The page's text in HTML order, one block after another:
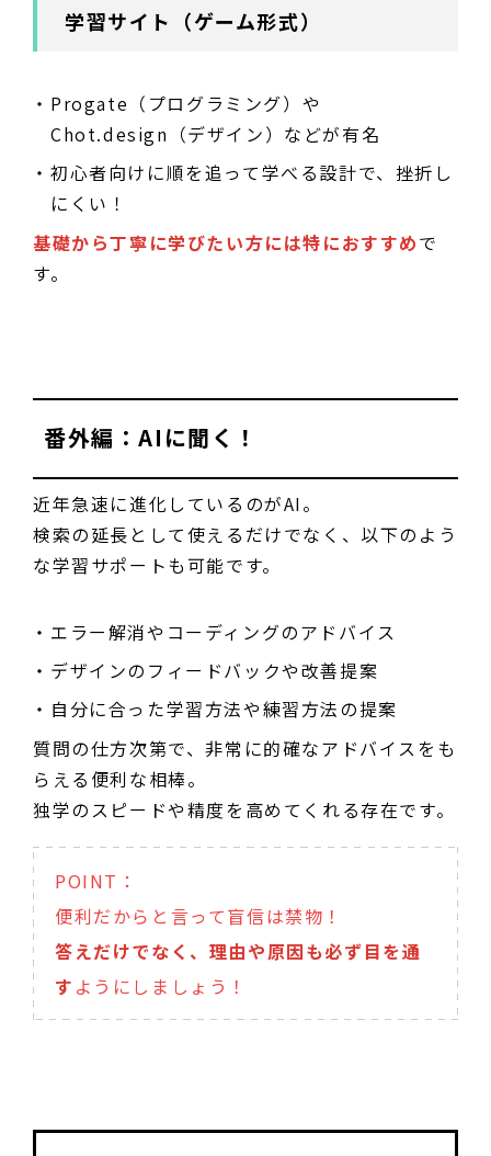
学習サイト（ゲーム形式）
Progate（プログラミング）や
Chot.design（デザイン）などが有名
初心者向けに順を追って学べる設計で、挫折し
にくい！
基礎から丁寧に学びたい方には特におすすめで
す。
番外編：AIに聞く！
近年急速に進化しているのがAI。
検索の延長として使えるだけでなく、以下のよう
な学習サポートも可能です。
エラー解消やコーディングのアドバイス
デザインのフィードバックや改善提案
自分に合った学習方法や練習方法の提案
質問の仕方次第で、非常に的確なアドバイスをも
らえる便利な相棒。
独学のスピードや精度を高めてくれる存在です。
POINT：
便利だからと言って盲信は禁物！
答えだけでなく、理由や原因も必ず目を通
す ようにしましょう！